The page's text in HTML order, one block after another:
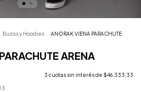
Buzos y Hoodies
ANORAK VIENA PARACHUTE
ARENA
3 cuotas sin interés de $46.333,33